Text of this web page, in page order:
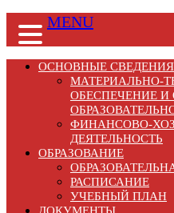
MENU
ОСНОВНЫЕ СВЕДЕНИЯ
МАТЕРИАЛЬНО-
ОБЕСПЕЧЕНИЕ
ФИНАНСОВО-
ДЕЯТЕЛЬНОСТЬ
ОБРАЗОВАНИЕ
РАСПИСАНИЕ
УЧЕБНЫЙ ПЛАН
ДОКУМЕНТЫ